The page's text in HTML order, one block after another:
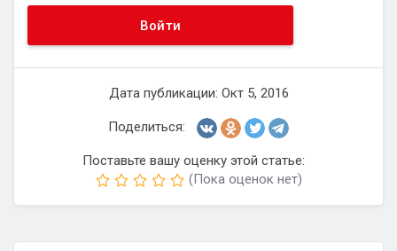
Дата публикации: Окт 5, 2016
Поделиться:
Поставьте вашу оценку этой статье:
(Пока оценок нет)